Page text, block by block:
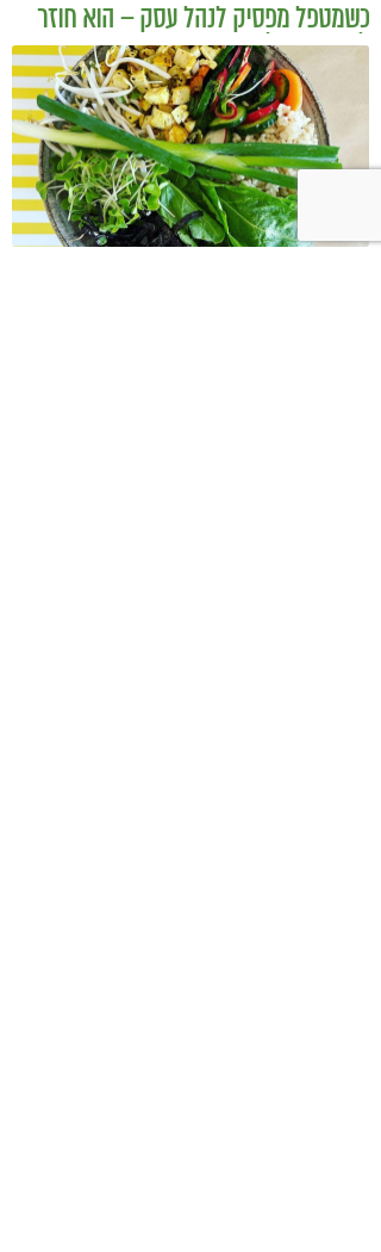
כשמטפל מפסיק לנהל עסק – הוא חוזר
להיות מטפל